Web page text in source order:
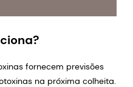
fornecem previsões
na próxima colheita.